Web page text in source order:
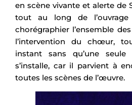
en scène vivante et alerte de
tout au long de
chorégraphier l’ensemble
l’intervention du chœur,
instant sans qu’une
s’installe, car il parvient à
toutes les scènes de l’œuvre.